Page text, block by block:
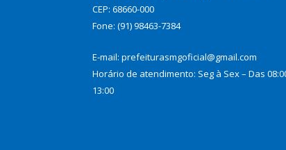
CEP: 68660-000
Fone: (91) 98463-7384
E-mail: prefeiturasmgoficial@gmail.com
Horário de atendimento: Seg à Sex – Das
13:00